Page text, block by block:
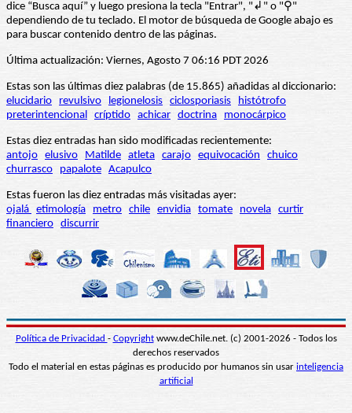
dice “Busca aquí” y luego presiona la tecla "Entrar", "↲" o "⚲"
dependiendo de tu teclado. El motor de búsqueda de Google abajo es
para buscar contenido dentro de las páginas.
Última actualización: Viernes, Agosto 7 06:16 PDT 2026
Estas son las últimas diez palabras (de 15.865) añadidas al diccionario:
elucidario
revulsivo legionelosis ciclosporiasis
histótrofo
preterintencional críptido achicar doctrina monocárpico
Estas diez entradas han sido modificadas recientemente:
antojo elusivo Matilde atleta carajo equivocación
chuico
churrasco
papalote Acapulco
Estas fueron las diez entradas más visitadas ayer:
ojalá etimología metro chile envidia tomate novela curtir
financiero discurrir
Política de Privacidad - Copyrightwww.deChile.net. (c) 2001-2026 - Todos los
derechos reservados
Todo el material en estas páginas es producido por humanos sin usar inteligencia
artificial